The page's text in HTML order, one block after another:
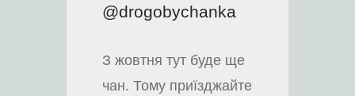
З жовтня тут буде ще
чан. Тому приїзджайте
@drogobychanka